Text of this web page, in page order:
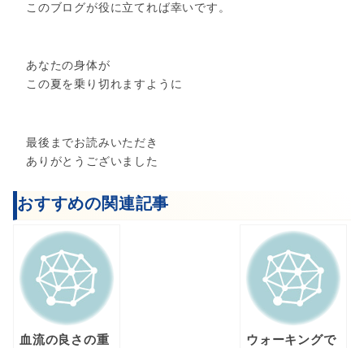
このブログが役に立てれば幸いです。
あなたの身体が
この夏を乗り切れますように
最後までお読みいただき
ありがとうございました
おすすめの関連記事
血流の良さの重
ウォーキングで